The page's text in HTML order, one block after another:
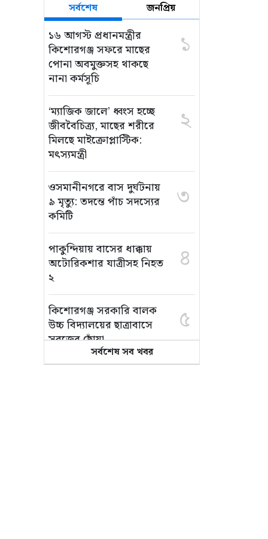
সর্বশেষ জনপ্রিয়
১৬ আগস্ট প্রধানমন্ত্রীর
কিশোরগঞ্জ সফরে মাছের
পোনা অবমুক্তসহ থাকছে
নানা কর্মসূচি
১
‘ম্যাজিক জালে’ ধ্বংস হচ্ছে
জীববৈচিত্র্য, মাছের শরীরে
মিলছে মাইক্রোপ্লাস্টিক:
মৎস্যমন্ত্রী
২
ওসমানীনগরে বাস দুর্ঘটনায়
৯ মৃত্যু: তদন্তে পাঁচ সদস্যের
কমিটি
৩
পাকুন্দিয়ায় বাসের ধাক্কায়
অটোরিকশার যাত্রীসহ নিহত
২
৪
কিশোরগঞ্জ সরকারি বালক
উচ্চ বিদ্যালয়ের ছাত্রাবাসে
সবুজের ছোঁয়া
৫
সর্বশেষ সব খবর